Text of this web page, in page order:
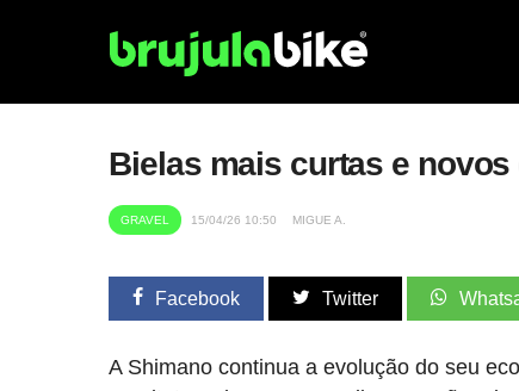
Bielas mais curtas e
GRAVEL 15/04/26 10:50 MIGUE A.
Facebook Twitter
A Shimano continua a evolução do seu